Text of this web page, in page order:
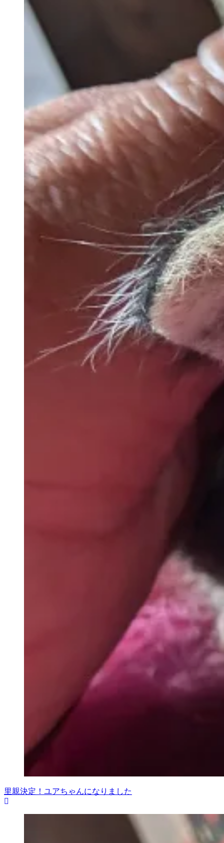
里親決定！ユアちゃんになりました